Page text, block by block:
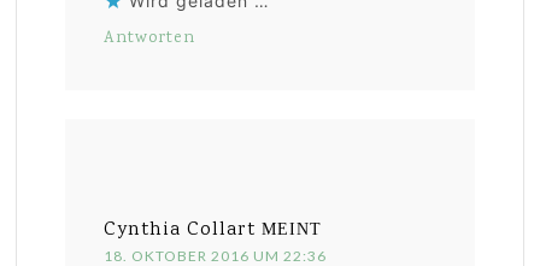
Antworten
Cynthia Collart MEINT
18. OKTOBER 2016 UM 22:36